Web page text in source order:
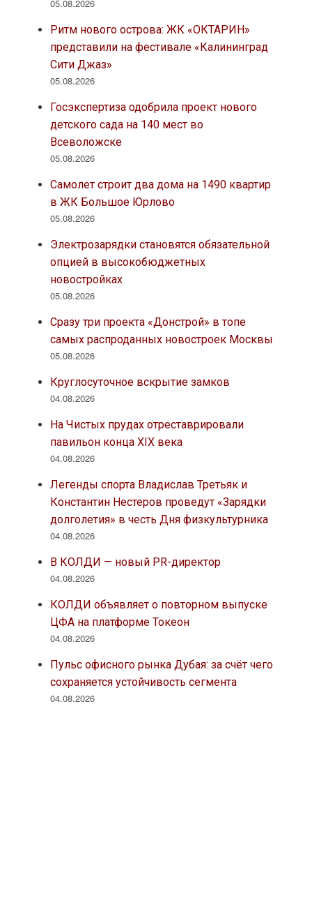
05.08.2026
Ритм нового острова: ЖК «ОКТАРИН»
представили на фестивале «Калининград
Сити Джаз»
05.08.2026
Госэкспертиза одобрила проект нового
детского сада на 140 мест во
Всеволожске
05.08.2026
Самолет строит два дома на 1490 квартир
в ЖК Большое Юрлово
05.08.2026
Электрозарядки становятся обязательной
опцией в высокобюджетных
новостройках
05.08.2026
Сразу три проекта «Донстрой» в топе
самых распроданных новостроек Москвы
05.08.2026
Круглосуточное вскрытие замков
04.08.2026
На Чистых прудах отреставрировали
павильон конца XIX века
04.08.2026
Легенды спорта Владислав Третьяк и
Константин Нестеров проведут «Зарядки
долголетия» в честь Дня физкультурника
04.08.2026
В КОЛДИ — новый PR-директор
04.08.2026
КОЛДИ объявляет о повторном выпуске
ЦФА на платформе Токеон
04.08.2026
Пульс офисного рынка Дубая: за счёт чего
сохраняется устойчивость сегмента
04.08.2026